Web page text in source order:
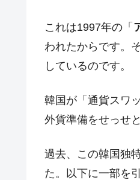
『Money1』 中国
『Money1』 韓国
『Money1』 【米
『Money1』 韓国
『Money1』
韓国政
1.9倍！
これは1997年の「
われたからです。
しているのです。
韓国が「通貨スワ
外貨準備をせっせ
過去、この韓国独
た。以下に一部を